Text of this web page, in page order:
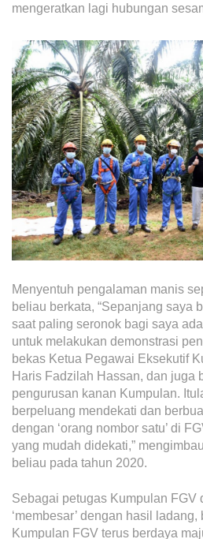
mengeratkan lagi hubungan
Menyentuh pengalaman manis
beliau berkata, “Sepanjang saya
saat paling seronok bagi saya
untuk melakukan demonstrasi
bekas Ketua Pegawai Eksekutif
Haris Fadzilah Hassan, dan juga
pengurusan kanan Kumpulan.
berpeluang mendekati dan
dengan ‘orang nombor satu’ di
yang mudah didekati,”
beliau pada tahun 2020.
Sebagai petugas Kumpulan FGV
‘membesar’ dengan hasil
Kumpulan FGV terus berdaya